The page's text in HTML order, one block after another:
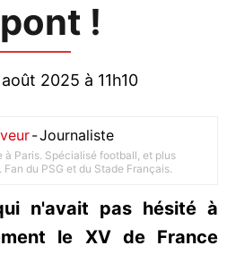
!
2025 à 11h10
-Journaliste
à Paris. Spécialisé football, et plus
du PSG et du Stade Français.
n'avait pas hésité à
le XV de France